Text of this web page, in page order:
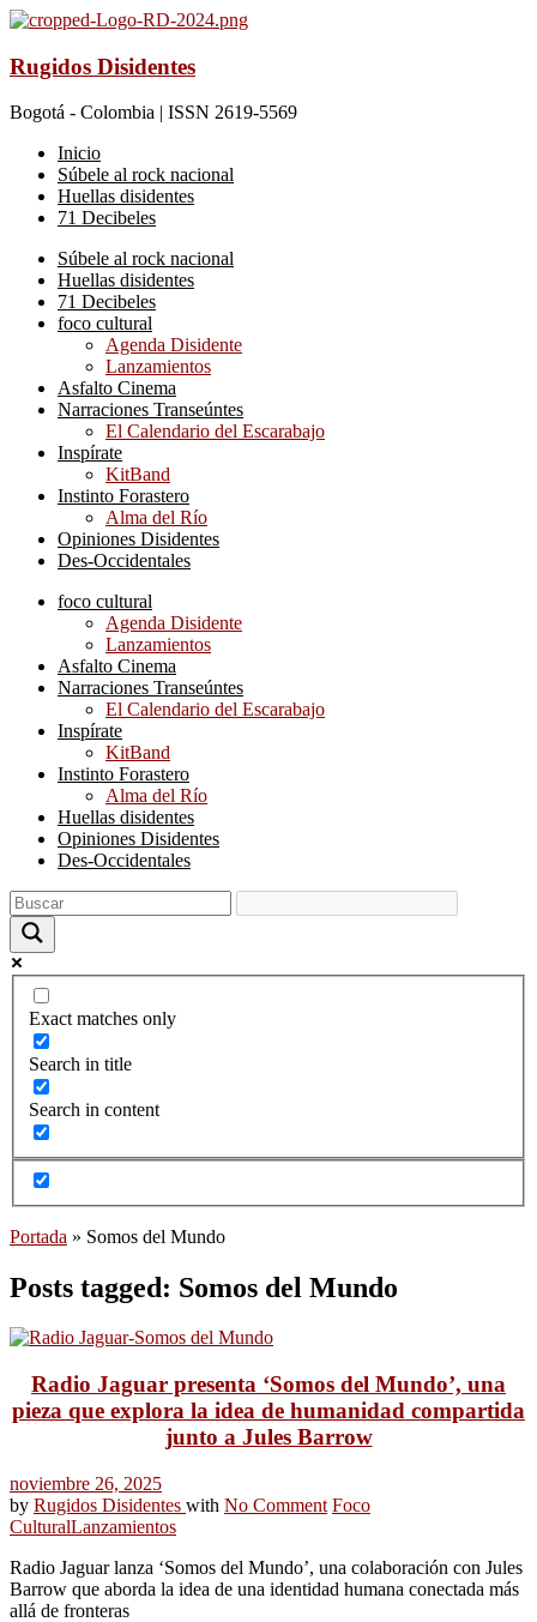
Rugidos Disidentes
Bogotá - Colombia | ISSN 2619-5569
Inicio
Súbele al rock nacional
Huellas disidentes
71 Decibeles
Súbele al rock nacional
Huellas disidentes
71 Decibeles
foco cultural
Agenda Disidente
Lanzamientos
Asfalto Cinema
Narraciones Transeúntes
El Calendario del Escarabajo
Inspírate
KitBand
Instinto Forastero
Alma del Río
Opiniones Disidentes
Des-Occidentales
foco cultural
Agenda Disidente
Lanzamientos
Asfalto Cinema
Narraciones Transeúntes
El Calendario del Escarabajo
Inspírate
KitBand
Instinto Forastero
Alma del Río
Huellas disidentes
Opiniones Disidentes
Des-Occidentales
Exact matches only
Search in title
Search in content
Portada » Somos del Mundo
Posts tagged: Somos del Mundo
Radio Jaguar presenta ‘Somos del Mundo’, una
pieza que explora la idea de humanidad compartida
junto a Jules Barrow
noviembre 26, 2025
by Rugidos Disidentes with No Comment Foco
CulturalLanzamientos
Radio Jaguar lanza ‘Somos del Mundo’, una colaboración con Jules
Barrow que aborda la idea de una identidad humana conectada más
allá de fronteras